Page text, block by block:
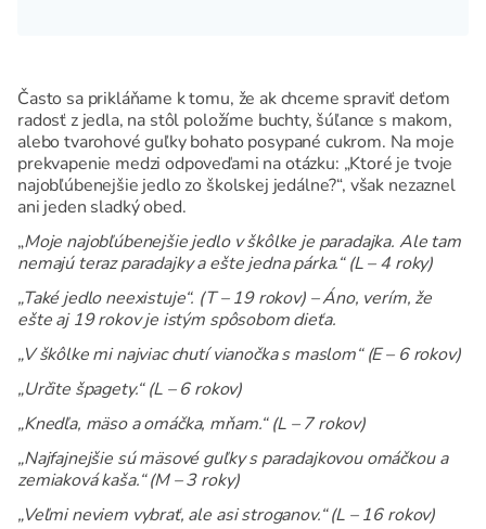
Často sa prikláňame k tomu, že ak chceme spraviť deťom
radosť z jedla, na stôl položíme buchty, šúľance s makom,
alebo tvarohové guľky bohato posypané cukrom. Na moje
prekvapenie medzi odpoveďami na otázku: „Ktoré je tvoje
najobľúbenejšie jedlo zo školskej jedálne?“, však nezaznel
ani jeden sladký obed.
„Moje najobľúbenejšie jedlo v škôlke je paradajka. Ale tam
nemajú teraz paradajky a ešte jedna párka.“ (L – 4 roky)
„Také jedlo neexistuje“. (T – 19 rokov) – Áno, verím, že
ešte aj 19 rokov je istým spôsobom dieťa.
„V škôlke mi najviac chutí vianočka s maslom“ (E – 6 rokov)
„Určite špagety.“ (L – 6 rokov)
„Knedľa, mäso a omáčka, mňam.“ (L – 7 rokov)
„Najfajnejšie sú mäsové guľky s paradajkovou omáčkou a
zemiaková kaša.“ (M – 3 roky)
„Veľmi neviem vybrať, ale asi stroganov.“ (L – 16 rokov)